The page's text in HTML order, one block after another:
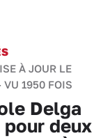
À JOUR LE
VU 1950 FOIS
Delga
deux